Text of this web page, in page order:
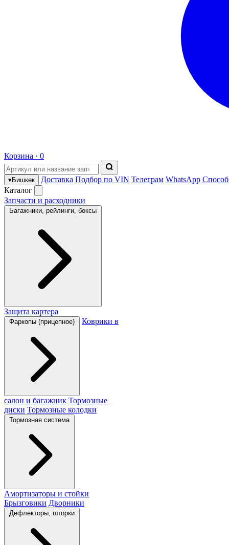
Корзина · 0
▾Бишкек Доставка Подбор по VIN Телеграм WhatsApp
Каталог
Запчасти и расходники
Багажники, рейлинги, боксы
Защита картера
Фаркопы (прицепное) Коврики в
салон и багажник Тормозные
диски Тормозные колодки
Тормозная система
Амортизаторы и стойки
Брызговики Дворники
Дефлекторы, шторки